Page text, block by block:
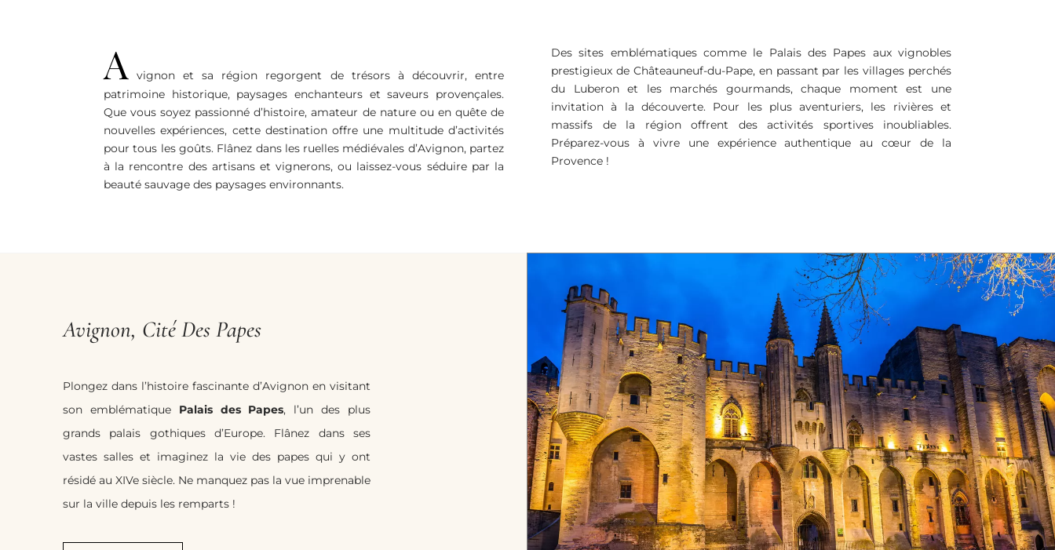
A
vignon et sa région regorgent de trésors à découvrir, entre
patrimoine historique, paysages enchanteurs et saveurs provençales.
Que vous soyez passionné d’histoire, amateur de nature ou en quête de
nouvelles expériences, cette destination offre une multitude d’activités
pour tous les goûts. Flânez dans les ruelles médiévales d’Avignon, partez
à la rencontre des artisans et vignerons, ou laissez-vous séduire par la
beauté sauvage des paysages environnants.
Des sites emblématiques comme le Palais des Papes aux vignobles
prestigieux de Châteauneuf-du-Pape, en passant par les villages perchés
du Luberon et les marchés gourmands, chaque moment est une
invitation à la découverte. Pour les plus aventuriers, les rivières et
massifs de la région offrent des activités sportives inoubliables.
Préparez-vous à vivre une expérience authentique au cœur de la
Provence !
Avignon, Cité Des Papes
Plongez dans l’histoire fascinante d’Avignon en visitant
son emblématique Palais des Papes, l’un des plus
grands palais gothiques d’Europe. Flânez dans ses
vastes salles et imaginez la vie des papes qui y ont
résidé au XIVe siècle. Ne manquez pas la vue imprenable
sur la ville depuis les remparts !